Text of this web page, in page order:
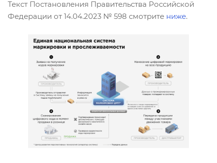
Текст Постановления Правительства Российской
Федерации от 14.04.2023 № 598 смотрите ниже.